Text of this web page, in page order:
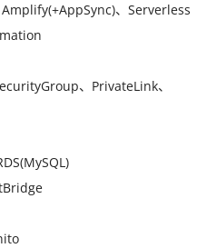
、Serverless
、PrivateLink、